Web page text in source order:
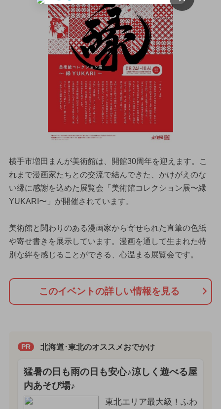
横手市増田まんが美術館は、開館30周年を迎えます。こ
れまで漫画家たちとの交流で結んできた、かけがえのな
い縁に感謝を込めた展覧会「美術館コレクション展〜縁
YUKARI〜」が開催されています。
美術館と関わりのある漫画家から寄せられた直筆の色紙
や寄せ書きを展示しています。漫画を通して生まれた特
別な絆を感じることができる、心温まる展覧会です。
このイベントの詳しい情報を見る
PR 北海道･東北のオススメおでかけ
猛暑の日も雨の日も安心♪涼しく遊べる屋
内あそび場♪
東北エリア最大級！ふわ